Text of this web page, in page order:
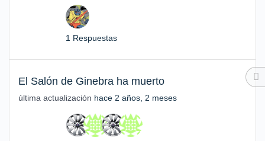
1 Respuestas
El Salón de Ginebra ha muerto
última actualización hace 2 años, 2 meses